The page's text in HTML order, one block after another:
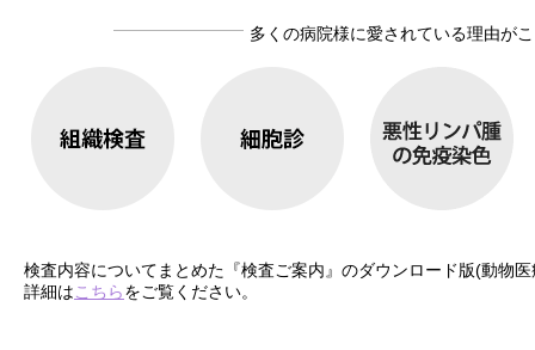
多くの病院様に愛されている理由が
検査内容についてまとめた『検査ご案内』のダウンロード版(動物
詳細はこちらをご覧ください。